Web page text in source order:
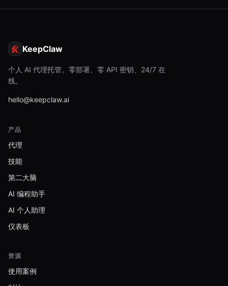
KeepClaw
个人 AI 代理托管。零部署、零 API 密钥、24/7 在
线。
hello@keepclaw.ai
产品
代理
技能
第二大脑
AI 编程助手
AI 个人助理
仪表板
资源
使用案例